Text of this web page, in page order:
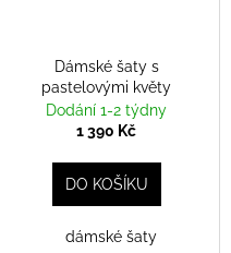
Dámské šaty s
pastelovými květy
Dodání 1-2 týdny
1 390 Kč
DO KOŠÍKU
dámské šaty